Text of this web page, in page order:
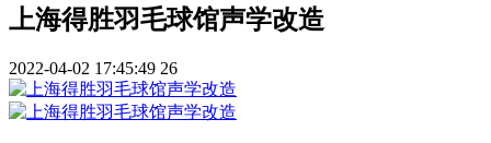
上海得胜羽毛球馆声学改造
2022-04-02 17:45:49 26